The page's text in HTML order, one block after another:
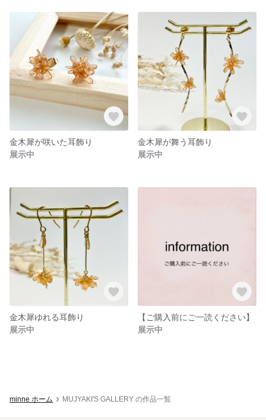
金木犀が咲いた耳飾り
展示中
金木犀が舞う耳飾り
展示中
金木犀ゆれる耳飾り
展示中
【ご購入前にご一読ください】
展示中
minne ホーム MUJYAKI'S GALLERY の作品一覧